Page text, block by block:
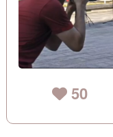
50